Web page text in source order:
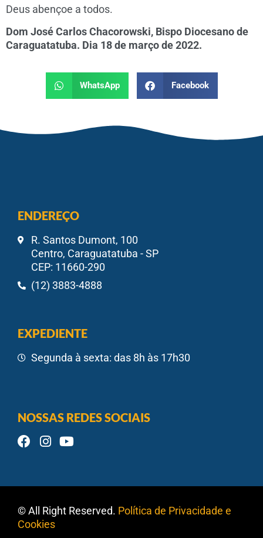
Deus abençoe a todos.
Dom José Carlos Chacorowski, Bispo Diocesano de
Caraguatatuba. Dia 18 de março de 2022.
WhatsApp Facebook
ENDEREÇO
R. Santos Dumont, 100
Centro, Caraguatatuba - SP
CEP: 11660-290
(12) 3883-4888
EXPEDIENTE
Segunda à sexta: das 8h às 17h30
NOSSAS REDES SOCIAIS
© All Right Reserved. Política de Privacidade e
Cookies